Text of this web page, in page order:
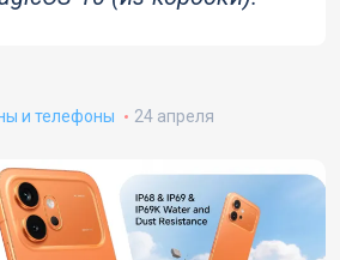
и телефоны 24 апреля